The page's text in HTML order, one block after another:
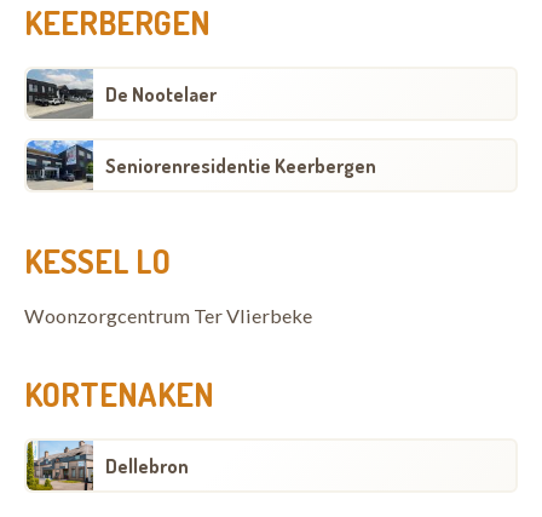
KEERBERGEN
De Nootelaer
Seniorenresidentie Keerbergen
KESSEL LO
Woonzorgcentrum Ter Vlierbeke
KORTENAKEN
Dellebron